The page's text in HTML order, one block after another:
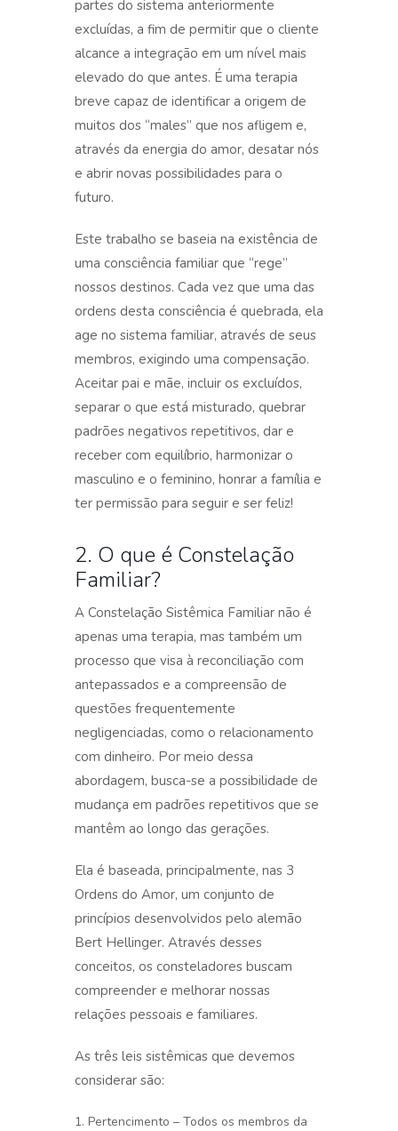
partes do sistema anteriormente
excluídas, a fim de permitir que o cliente
alcance a integração em um nível mais
elevado do que antes. É uma terapia
breve capaz de identificar a origem de
muitos dos “males” que nos afligem e,
através da energia do amor, desatar nós
e abrir novas possibilidades para o
futuro.
Este trabalho se baseia na existência de
uma consciência familiar que “rege”
nossos destinos. Cada vez que uma das
ordens desta consciência é quebrada, ela
age no sistema familiar, através de seus
membros, exigindo uma compensação.
Aceitar pai e mãe, incluir os excluídos,
separar o que está misturado, quebrar
padrões negativos repetitivos, dar e
receber com equilíbrio, harmonizar o
masculino e o feminino, honrar a família e
ter permissão para seguir e ser feliz!
2. O que é Constelação
Familiar?
A Constelação Sistêmica Familiar não é
apenas uma terapia, mas também um
processo que visa à reconciliação com
antepassados e a compreensão de
questões frequentemente
negligenciadas, como o relacionamento
com dinheiro. Por meio dessa
abordagem, busca-se a possibilidade de
mudança em padrões repetitivos que se
mantêm ao longo das gerações.
Ela é baseada, principalmente, nas 3
Ordens do Amor, um conjunto de
princípios desenvolvidos pelo alemão
Bert Hellinger. Através desses
conceitos, os consteladores buscam
compreender e melhorar nossas
relações pessoais e familiares.
As três leis sistêmicas que devemos
considerar são:
1. Pertencimento – Todos os membros da